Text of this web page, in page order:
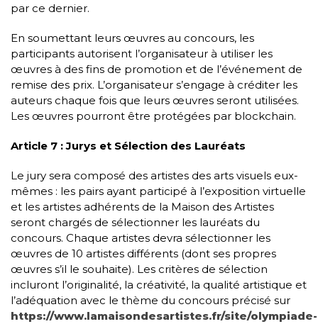
par ce dernier.
En soumettant leurs œuvres au concours, les
participants autorisent l’organisateur à utiliser les
œuvres à des fins de promotion et de l’événement de
remise des prix. L’organisateur s’engage à créditer les
auteurs chaque fois que leurs œuvres seront utilisées.
Les œuvres pourront être protégées par blockchain.
Article 7 : Jurys et Sélection des Lauréats
Le jury sera composé des artistes des arts visuels eux-
mêmes : les pairs ayant participé à l’exposition virtuelle
et les artistes adhérents de la Maison des Artistes
seront chargés de sélectionner les lauréats du
concours. Chaque artistes devra sélectionner les
œuvres de 10 artistes différents (dont ses propres
œuvres s’il le souhaite). Les critères de sélection
incluront l’originalité, la créativité, la qualité artistique et
l’adéquation avec le thème du concours précisé sur
https://www.lamaisondesartistes.fr/site/olympiade-